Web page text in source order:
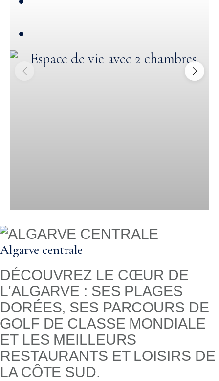
Algarve centrale
DÉCOUVREZ LE CŒUR DE
L'ALGARVE : SES PLAGES
DORÉES, SES PARCOURS DE
GOLF DE CLASSE MONDIALE
ET LES MEILLEURS
RESTAURANTS ET LOISIRS DE
LA CÔTE SUD.